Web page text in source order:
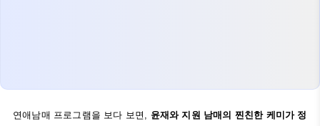
연애남매 프로그램을 보다 보면, 윤재와 지원 남매의 찐친한 케미가 정